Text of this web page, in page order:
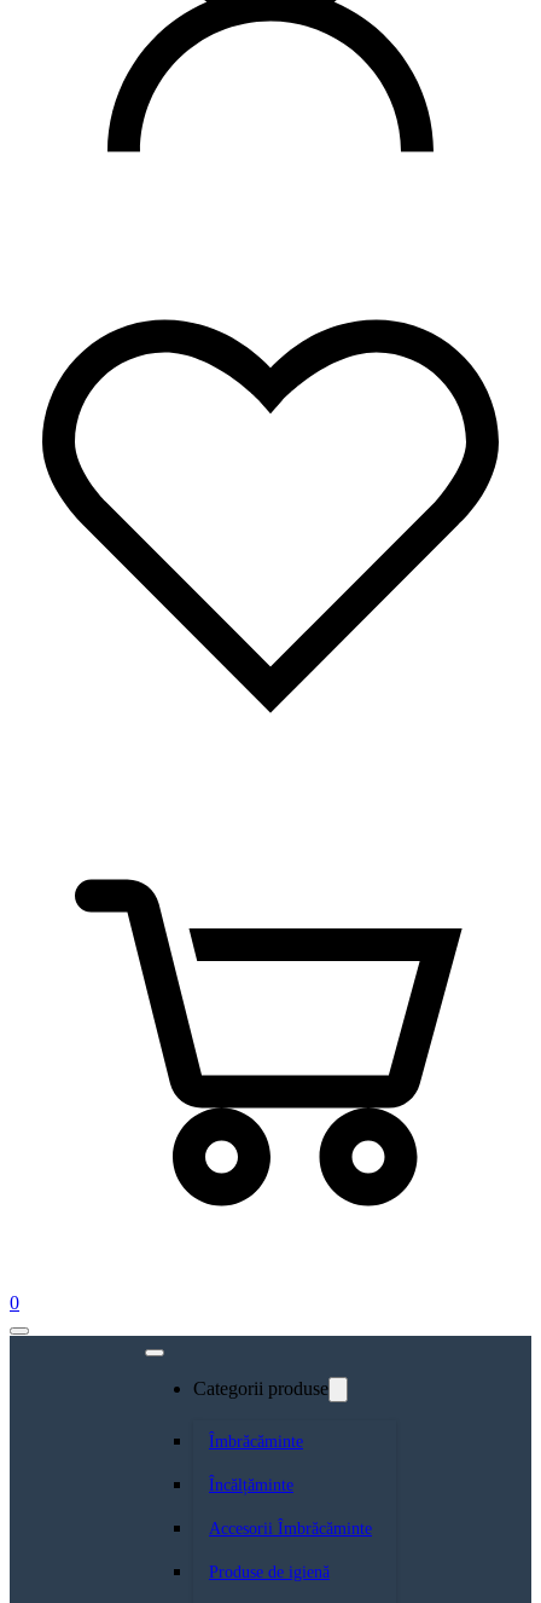
0
Categorii produse
Îmbrăcăminte
Încălțăminte
Accesorii Îmbrăcăminte
Produse de igienă